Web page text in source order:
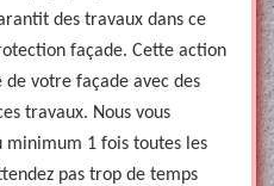
des travaux dans ce
façade. Cette action
votre façade avec des
travaux. Nous vous
minimum 1 fois toutes les
pas trop de temps